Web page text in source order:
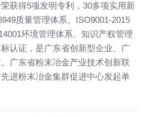
获得5项发明专利，30多项实用新
质量管理体系、ISO9001-2015
环境管理体系、知识产权管理
认证，是广东省创新型企业、广
广东省粉末冶金产业技术创新联
进粉末冶金集群促进中心发起单